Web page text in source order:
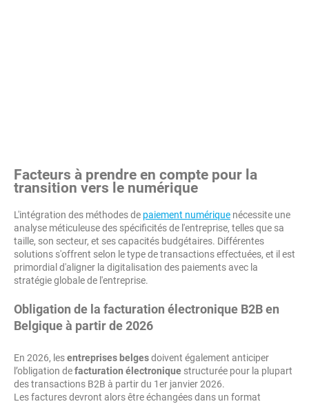
Facteurs à prendre en compte pour la
transition vers le numérique
L'intégration des méthodes de paiement numérique nécessite une
analyse méticuleuse des spécificités de l'entreprise, telles que sa
taille, son secteur, et ses capacités budgétaires. Différentes
solutions s'offrent selon le type de transactions effectuées, et il est
primordial d'aligner la digitalisation des paiements avec la
stratégie globale de l'entreprise.
Obligation de la facturation électronique B2B en
Belgique à partir de 2026
En 2026, lesentreprises belgesdoivent également anticiper
l’obligation defacturation électronique structurée pour la plupart
des transactions B2B à partir du 1er janvier 2026.
Les factures devront alors être échangées dans un format